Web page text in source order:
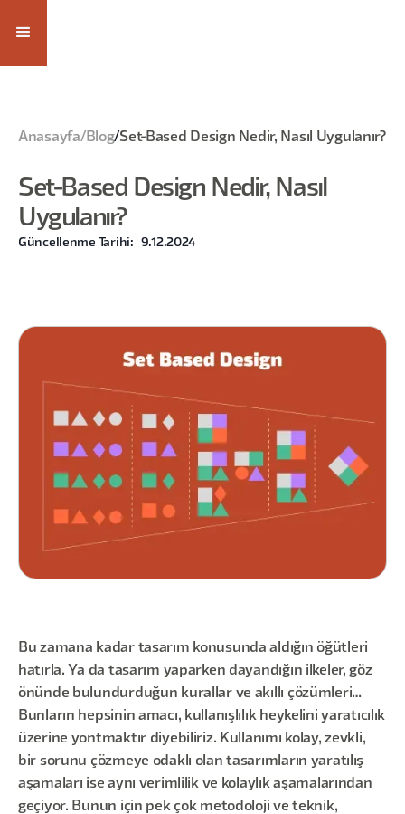
Anasayfa/ Blog/Set-Based Design Nedir, Nasıl Uygulanır?
Set-Based Design Nedir, Nasıl
Uygulanır?
Güncellenme Tarihi: 9.12.2024
Bu zamana kadar tasarım konusunda aldığın öğütleri
hatırla. Ya da tasarım yaparken dayandığın ilkeler, göz
önünde bulundurduğun kurallar ve akıllı çözümleri…
Bunların hepsinin amacı, kullanışlılık heykelini yaratıcılık
üzerine yontmaktır diyebiliriz. Kullanımı kolay, zevkli,
bir sorunu çözmeye odaklı olan tasarımların yaratılış
aşamaları ise aynı verimlilik ve kolaylık aşamalarından
geçiyor. Bunun için pek çok metodoloji ve teknik,